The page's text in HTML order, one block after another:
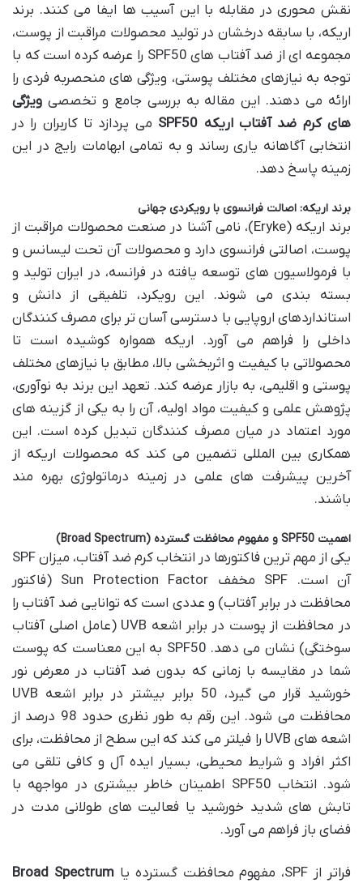
نقش محوری در مقابله با این آسیب ها ایفا می کنند. برند
اریکه، با سابقه درخشان در تولید محصولات مراقبت از پوست،
مجموعه ای از ضد آفتاب های SPF50 را عرضه کرده است که با
توجه به نیازهای مختلف پوستی، ویژگی های منحصربه فردی را
ارائه می دهند. این مقاله به بررسی جامع و تخصصی ویژگی
های کرم ضد آفتاب اریکه SPF50
می پردازد تا کاربران را در
انتخابی آگاهانه یاری رساند و به تمامی ابهامات رایج در این
زمینه پاسخ دهد.
برند اریکه: اصالت فرانسوی با رویکردی جهانی
برند اریکه (Eryke)، نامی آشنا در صنعت محصولات مراقبت از
پوست، اصالتی فرانسوی دارد و محصولات آن تحت لیسانس و
با فرمولاسیون های توسعه یافته در فرانسه، در ایران تولید و
بسته بندی می شوند. این رویکرد، تلفیقی از دانش و
استانداردهای اروپایی با دسترسی آسان تر برای مصرف کنندگان
داخلی را فراهم می آورد. اریکه همواره کوشیده است تا
محصولاتی با کیفیت و اثربخشی بالا، مطابق با نیازهای مختلف
پوستی و اقلیمی، به بازار عرضه کند. تعهد این برند به نوآوری،
پژوهش علمی و کیفیت مواد اولیه، آن را به یکی از گزینه های
مورد اعتماد در میان مصرف کنندگان تبدیل کرده است. این
همکاری بین المللی تضمین می کند که محصولات اریکه از
آخرین پیشرفت های علمی در زمینه درماتولوژی بهره مند
باشند.
اهمیت SPF50 و مفهوم محافظت گسترده (Broad Spectrum)
یکی از مهم ترین فاکتورها در انتخاب کرم ضد آفتاب، میزان SPF
آن است. SPF مخفف Sun Protection Factor (فاکتور
محافظت در برابر آفتاب) و عددی است که توانایی ضد آفتاب را
در محافظت از پوست در برابر اشعه UVB (عامل اصلی آفتاب
سوختگی) نشان می دهد. SPF50 به این معناست که پوست
شما در مقایسه با زمانی که بدون ضد آفتاب در معرض نور
خورشید قرار می گیرد، 50 برابر بیشتر در برابر اشعه UVB
محافظت می شود. این رقم به طور نظری حدود 98 درصد از
اشعه های UVB را فیلتر می کند که این سطح از محافظت، برای
اکثر افراد و شرایط محیطی، بسیار ایده آل و کافی تلقی می
شود. انتخاب SPF50 اطمینان خاطر بیشتری در مواجهه با
تابش های شدید خورشید یا فعالیت های طولانی مدت در
فضای باز فراهم می آورد.
فراتر از SPF، مفهوم محافظت گسترده یا
Broad Spectrum